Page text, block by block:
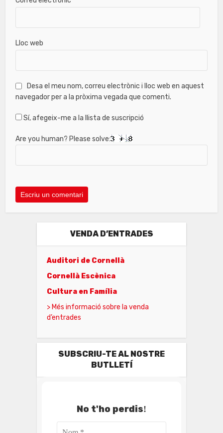
Lloc web
Desa el meu nom, correu electrònic i lloc web en aquest
navegador per a la pròxima vegada que comenti.
Sí, afegeix-me a la llista de suscripció
Are you human? Please solve:
VENDA D’ENTRADES
Auditori de Cornellà
Cornellà Escènica
Cultura en Família
> Més informació sobre la venda
d’entrades
SUBSCRIU-TE AL NOSTRE
BUTLLETÍ
No t'ho perdis!